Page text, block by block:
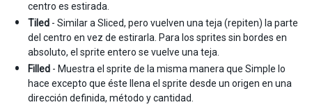
centro es estirada.
Tiled - Similar a Sliced, pero vuelven una teja (repiten) la parte
del centro en vez de estirarla. Para los sprites sin bordes en
absoluto, el sprite entero se vuelve una teja.
Filled - Muestra el sprite de la misma manera que Simple lo
hace excepto que éste llena el sprite desde un origen en una
dirección definida, método y cantidad.